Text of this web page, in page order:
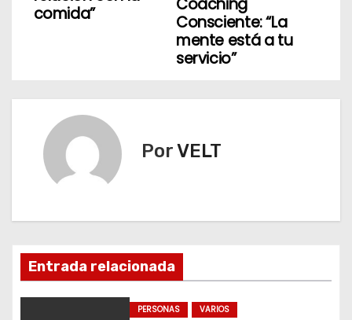
i
e
e
n
Coaching
Consciente: “La
mente está a tu
servicio”
comida”
PorVELT
Entrada relacionada
PERSONAS VARIOS